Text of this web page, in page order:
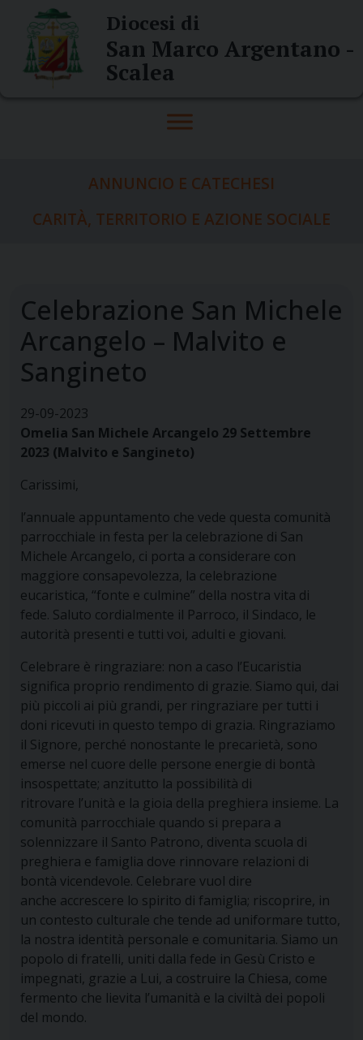
content
Diocesi di
San Marco Argentano -
Scalea
ANNUNCIO E CATECHESI
CARITÀ, TERRITORIO E AZIONE SOCIALE
Celebrazione San Michele
Arcangelo – Malvito e
Sangineto
29-09-2023
Omelia San Michele Arcangelo 29 Settembre
2023 (Malvito e Sangineto)
Carissimi,
l’annuale appuntamento che vede questa comunità
parrocchiale in festa per la celebrazione di San
Michele Arcangelo, ci porta a considerare con
maggiore consapevolezza, la celebrazione
eucaristica, “fonte e culmine” della nostra vita di
fede. Saluto cordialmente il Parroco, il Sindaco, le
autorità presenti e tutti voi, adulti e giovani.
Celebrare è ringraziare: non a caso l’Eucaristia
significa proprio rendimento di grazie. Siamo qui, dai
più piccoli ai più grandi, per ringraziare per tutti i
doni ricevuti in questo tempo di grazia. Ringraziamo
il Signore, perché nonostante le precarietà, sono
emerse nel cuore delle persone energie di bontà
insospettate; anzitutto la possibilità di
ritrovare l’unità e la gioia della preghiera insieme. La
comunità parrocchiale quando si prepara a
solennizzare il Santo Patrono, diventa scuola di
preghiera e famiglia dove rinnovare relazioni di
bontà vicendevole. Celebrare vuol dire
anche accrescere lo spirito di famiglia; riscoprire, in
un contesto culturale che tende ad uniformare tutto,
la nostra identità personale e comunitaria. Siamo un
popolo di fratelli, uniti dalla fede in Gesù Cristo e
impegnati, grazie a Lui, a costruire la Chiesa, come
fermento che lievita l’umanità e la civiltà dei popoli
del mondo.